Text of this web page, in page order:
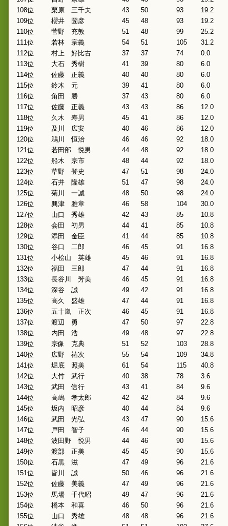
108位
栗原 三千夫 43 50 93 19.2
109位
櫻井 圀彦 45 48 93 19.2
110位
菅野 充教 51 48 99 25.2
111位
若林 宗義 54 51 105 31.2
112位
村上 好比古 37 37 74 0.0
113位
大石 秀樹 41 39 80 6.0
114位
佐藤 正義 40 40 80 6.0
115位
鈴木 元 39 41 80 6.0
116位
角田 勝 37 43 80 6.0
117位
佐藤 正義 43 43 86 12.0
118位
久木 寿男 45 41 86 12.0
119位
及川 広安 40 46 86 12.0
120位
鵜川 恒治 46 46 92 18.0
121位
若田部 悦男 44 48 92 18.0
122位
船木 宗市 48 44 92 18.0
123位
草野 登史 47 51 98 24.0
124位
石井 隆雄 51 47 98 24.0
125位
菊川 一誠 48 50 98 24.0
126位
興津 雅章 46 58 104 30.0
127位
山口 秀雄 42 43 85 10.8
128位
会田 初男 44 41 85 10.8
129位
添田 金臣 41 44 85 10.8
130位
谷口 二郎 46 45 91 16.8
131位
小桧山 英雄 45 46 91 16.8
132位
福田 三郎 47 44 91 16.8
133位
長谷川 芳美 46 45 91 16.8
134位
深谷 誠 49 42 91 16.8
135位
高久 盛雄 47 44 91 16.8
136位
五十嵐 正次 46 45 91 16.8
137位
渡辺 勇 47 50 97 22.8
138位
内田 浩 49 48 97 22.8
139位
宗像 克典 51 52 103 28.8
140位
広野 祐次 55 54 109 34.8
141位
堀底 照美 61 54 115 40.8
142位
大竹 武行 40 38 78 3.6
143位
武田 信行 43 41 84 9.6
144位
高嶋 孝太郎 42 42 84 9.6
145位
坂内 昭彦 40 44 84 9.6
146位
武田 光弘 43 47 90 15.6
147位
戸田 智子 46 44 90 15.6
148位
波田野 悦男 44 46 90 15.6
149位
渡部 正美 45 45 90 15.6
150位
石黒 滋 47 49 96 21.6
151位
皆川 誠 50 46 96 21.6
152位
佐藤 美義 47 49 96 21.6
153位
馬場 千代昭 49 47 96 21.6
154位
橋本 和喜 46 50 96 21.6
155位
山口 秀雄 48 48 96 21.6